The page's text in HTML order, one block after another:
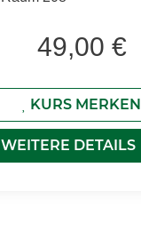
49,00 €
KURS MERKEN
WEITERE DETAILS